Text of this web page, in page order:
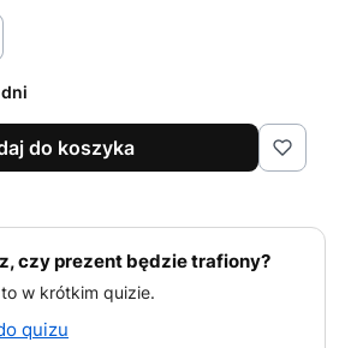
do koszyka
czy prezent będzie trafiony?
w krótkim quizie.
quizu